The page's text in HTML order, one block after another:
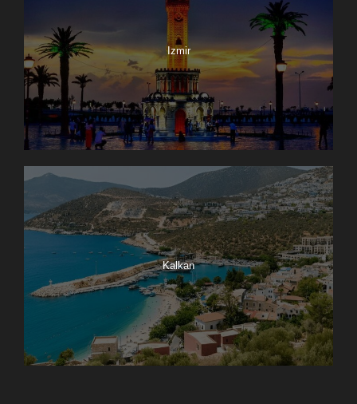
Izmir
Kalkan